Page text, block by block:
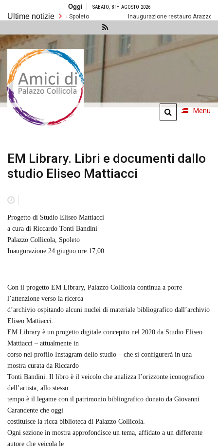
contenuto
Oggi SABATO, 8TH AGOSTO 2026
Ultime notizie
Prossimi eventi a Spoleto Inaugurazione restauro Arazzo
Amici di
Palazzo
Collicola
Menu
EM Library. Libri e documenti dallo
studio Eliseo Mattiacci
Progetto di Studio Eliseo Mattiacci
a cura di Riccardo Tonti Bandini
Palazzo Collicola, Spoleto
Inaugurazione 24 giugno ore 17,00
Con il progetto EM Library, Palazzo Collicola continua a porre
l’attenzione verso la ricerca
d’archivio ospitando alcuni nuclei di materiale bibliografico dall’archivio
Eliseo Mattiacci.
EM Library è un progetto digitale concepito nel 2020 da Studio Eliseo
Mattiacci – attualmente in
corso nel profilo Instagram dello studio – che si configurerà in una
mostra curata da Riccardo
Tonti Bandini. Il libro è il veicolo che analizza l’orizzonte iconografico
dell’artista, allo stesso
tempo è il legame con il patrimonio bibliografico donato da Giovanni
Carandente che oggi
costituisce la ricca biblioteca di Palazzo Collicola.
Ogni sezione in mostra approfondisce un tema, affidato a un differente
autore che veicola le